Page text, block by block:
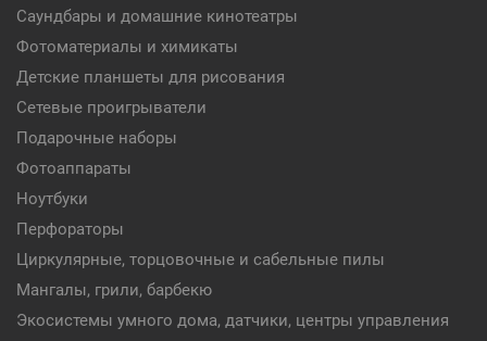
Саундбары и домашние кинотеатры
Фотоматериалы и химикаты
Детские планшеты для рисования
Сетевые проигрыватели
Подарочные наборы
Фотоаппараты
Ноутбуки
Перфораторы
Циркулярные, торцовочные и сабельные пилы
Мангалы, грили, барбекю
Экосистемы умного дома, датчики, центры управления